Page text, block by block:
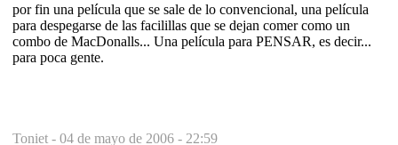
por fin una película que se sale de lo convencional, una película
para despegarse de las facilillas que se dejan comer como un
combo de MacDonalls... Una película para PENSAR, es decir...
para poca gente.
Toniet - 04 de mayo de 2006 - 22:59